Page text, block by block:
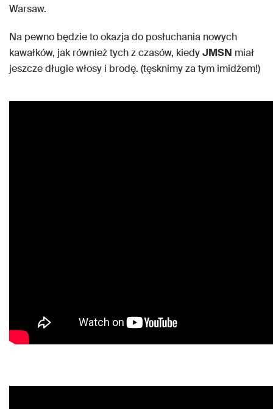
Warsaw.
Na pewno będzie to okazja do posłuchania nowych
kawałków, jak również tych z czasów, kiedyJMSN miał
jeszcze długie włosy i brodę. (tęsknimy za tym imidżem!)